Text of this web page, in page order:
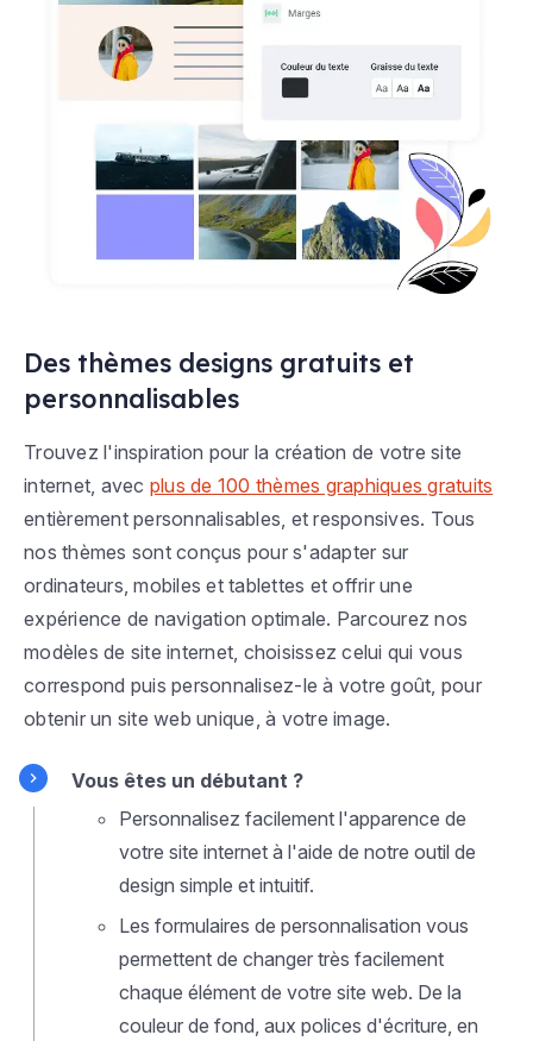
Des thèmes designs gratuits et
personnalisables
Trouvez l'inspiration pour la création de votre site
internet, avec plus de 100 thèmes graphiques gratuits
entièrement personnalisables, et responsives. Tous
nos thèmes sont conçus pour s'adapter sur
ordinateurs, mobiles et tablettes et offrir une
expérience de navigation optimale. Parcourez nos
modèles de site internet, choisissez celui qui vous
correspond puis personnalisez-le à votre goût, pour
obtenir un site web unique, à votre image.
Vous êtes un débutant ?
Personnalisez facilement l'apparence de
votre site internet à l'aide de notre outil de
design simple et intuitif.
Les formulaires de personnalisation vous
permettent de changer très facilement
chaque élément de votre site web. De la
couleur de fond, aux polices d'écriture, en